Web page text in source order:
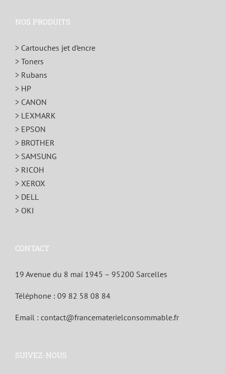
NOS PRODUITS
> Cartouches jet d’encre
> Toners
> Rubans
> HP
> CANON
> LEXMARK
> EPSON
> BROTHER
> SAMSUNG
> RICOH
> XEROX
> DELL
> OKI
CONTACT
19 Avenue du 8 mai 1945 – 95200 Sarcelles
Téléphone : 09 82 58 08 84
Email : contact@francematerielconsommable.fr
SUIVEZ-NOUS